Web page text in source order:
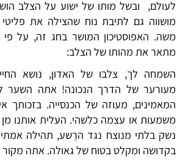
לעולם, ובשל מותו של ישוע על הצלב
מושווה גם לתיבת נוח שהצילה את
משה. האפוסטיכון המושר בחג זה, על פי
מתאר את מהותו של הצלב:
השמחה לך, צלבו של האדון, נושא
מעורער של הדרך הנכונה! אתה השער
המאמינים, מעוזה של הכנסייה. בזכותך
משמעות או עצמה כלשהי. העלית אותנו
נשק בלתי מנוצח נגד הרֶשע, תהילה
בקדושה ומקלט בטוח של גאולה. אתה